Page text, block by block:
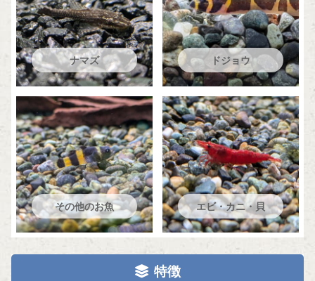
ナマズ ドジョウ
その他のお魚 エビ・カニ・貝
特徴